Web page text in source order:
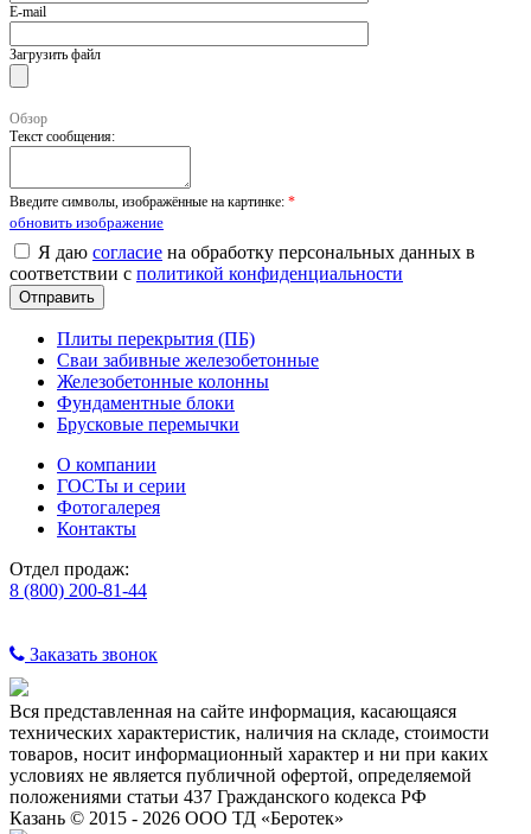
E-mail
Загрузить файл
Обзор
Текст сообщения:
Введите символы, изображённые на картинке: *
обновить изображение
Я даю согласие на обработку персональных данных в
соответствии с политикой конфиденциальности
Плиты перекрытия (ПБ)
Сваи забивные железобетонные
Железобетонные колонны
Фундаментные блоки
Брусковые перемычки
О компании
ГОСТы и серии
Фотогалерея
Контакты
Отдел продаж:
8 (800) 200-81-44
Заказать звонок
Вся представленная на сайте информация, касающаяся
технических характеристик, наличия на складе, стоимости
товаров, носит информационный характер и ни при каких
условиях не является публичной офертой, определяемой
положениями статьи 437 Гражданского кодекса РФ
Казань © 2015 - 2026 ООО ТД «Беротек»